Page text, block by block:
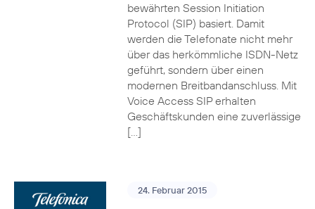
bewährten Session Initiation
Protocol (SIP) basiert. Damit
werden die Telefonate nicht mehr
über das herkömmliche ISDN-Netz
geführt, sondern über einen
modernen Breitbandanschluss. Mit
Voice Access SIP erhalten
Geschäftskunden eine zuverlässige
[…]
24. Februar 2015